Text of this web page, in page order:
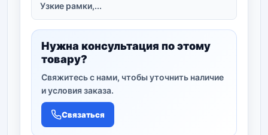
Узкие рамки,...
Нужна консультация по этому
товару?
Свяжитесь с нами, чтобы уточнить наличие
и условия заказа.
Связаться